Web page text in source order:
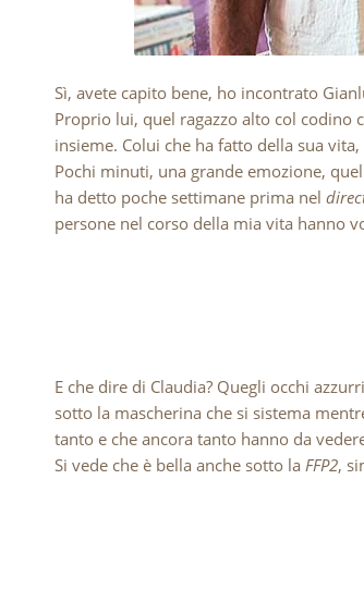
Sì, avete capito bene, ho incontrato
Proprio lui, quel ragazzo alto col codino
insieme. Colui che ha fatto della sua
Pochi minuti, una grande emozione,
ha detto poche settimane prima nel
persone nel corso della mia vita hanno
E che dire di Claudia? Quegli occhi
sotto la mascherina che si sistema
tanto e che ancora tanto hanno da
Si vede che è bella anche sotto la FFP2,